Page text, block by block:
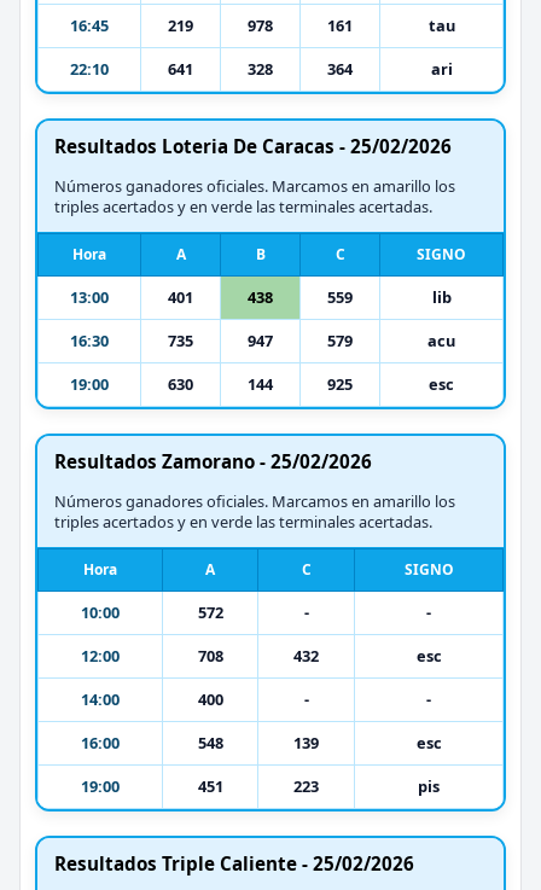
16:45
219 978 161
tau
22:10
641 328 364 ari
Resultados Loteria De Caracas - 25/02/2026
Números ganadores oficiales. Marcamos en amarillo los
triples acertados y en verde las terminales acertadas.
Hora A B C SIGNO
13:00 401 438 559
lib
16:30
735 947 579
acu
19:00
630 144 925 esc
Resultados Zamorano - 25/02/2026
Números ganadores oficiales. Marcamos en amarillo los
triples acertados y en verde las terminales acertadas.
Hora A C SIGNO
10:00 572 -
-
12:00
708 432
esc
14:00
400 -
-
16:00
548 139
esc
19:00
451 223 pis
Resultados Triple Caliente - 25/02/2026